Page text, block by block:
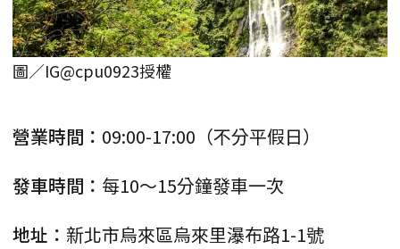
圖／IG@cpu0923授權
營業時間： 09:00-17:00（不分平假日）
發車時間： 每10～15分鐘發車一次
地址： 新北市烏來區烏來里瀑布路1-1號